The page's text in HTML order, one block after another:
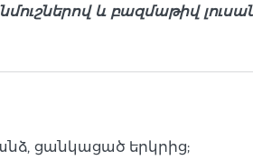
և բազմաթիվ
ցանկացած երկրից;